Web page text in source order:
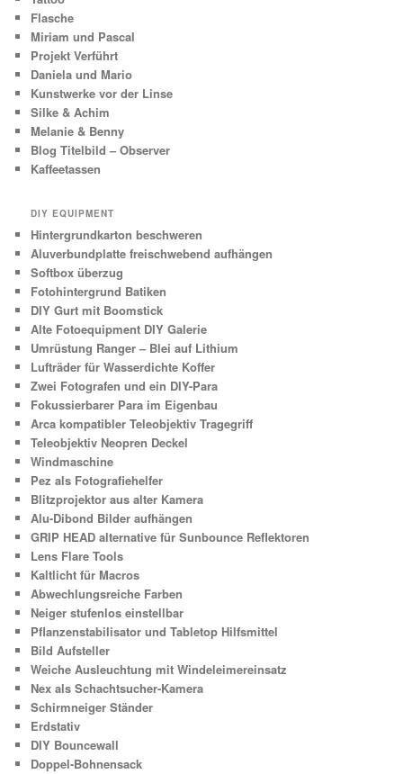
Flasche
Miriam und Pascal
Projekt Verführt
Daniela und Mario
Kunstwerke vor der Linse
Silke & Achim
Melanie & Benny
Blog Titelbild – Observer
Kaffeetassen
DIY EQUIPMENT
Hintergrundkarton beschweren
Aluverbundplatte freischwebend aufhängen
Softbox überzug
Fotohintergrund Batiken
DIY Gurt mit Boomstick
Alte Fotoequipment DIY Galerie
Umrüstung Ranger – Blei auf Lithium
Lufträder für Wasserdichte Koffer
Zwei Fotografen und ein DIY-Para
Fokussierbarer Para im Eigenbau
Arca kompatibler Teleobjektiv Tragegriff
Teleobjektiv Neopren Deckel
Windmaschine
Pez als Fotografiehelfer
Blitzprojektor aus alter Kamera
Alu-Dibond Bilder aufhängen
GRIP HEAD alternative für Sunbounce Reflektoren
Lens Flare Tools
Kaltlicht für Macros
Abwechlungsreiche Farben
Neiger stufenlos einstellbar
Pflanzenstabilisator und Tabletop Hilfsmittel
Bild Aufsteller
Weiche Ausleuchtung mit Windeleimereinsatz
Nex als Schachtsucher-Kamera
Schirmneiger Ständer
Erdstativ
DIY Bouncewall
Doppel-Bohnensack